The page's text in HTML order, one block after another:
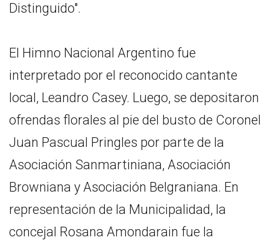
Distinguido".
El Himno Nacional Argentino fue
interpretado por el reconocido cantante
local, Leandro Casey. Luego, se depositaron
ofrendas florales al pie del busto de Coronel
Juan Pascual Pringles por parte de la
Asociación Sanmartiniana, Asociación
Browniana y Asociación Belgraniana. En
representación de la Municipalidad, la
concejal Rosana Amondarain fue la